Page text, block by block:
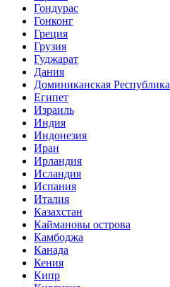
Гондурас
Гонконг
Греция
Грузия
Гуджарат
Дания
Доминиканская Республика
Египет
Израиль
Индия
Индонезия
Иран
Ирландия
Исландия
Испания
Италия
Казахстан
Каймановы острова
Камбоджа
Канада
Кения
Кипр